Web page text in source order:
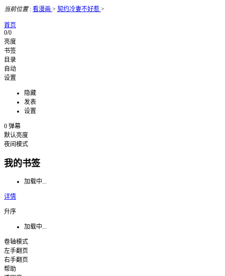
当前位置: 看漫画 > 契约冷妻不好惹 >
首页
0/0
亮度
书签
目录
自动
设置
隐藏
发表
设置
0 弹幕
默认亮度
夜间模式
我的书签
加载中...
详情
升序
加载中...
卷轴模式
左手翻页
右手翻页
帮助